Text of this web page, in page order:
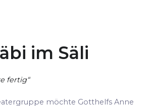
im Säli
fertig“
möchte Gotthelfs Anne